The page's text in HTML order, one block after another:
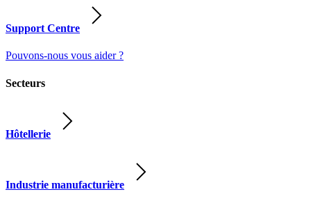
Support Centre
Pouvons-nous vous aider ?
Secteurs
Hôtellerie
Industrie manufacturière